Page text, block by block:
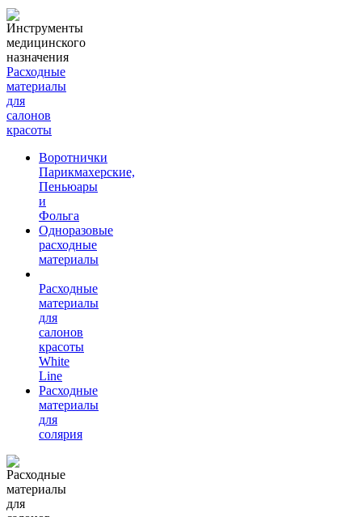
Расходные
материалы
для
салонов
красоты
Воротнички
Парикмахерские,
Пеньюары
и
Фольга
Одноразовые
расходные
материалы
Расходные
материалы
для
салонов
красоты
White
Line
Расходные
материалы
для
солярия